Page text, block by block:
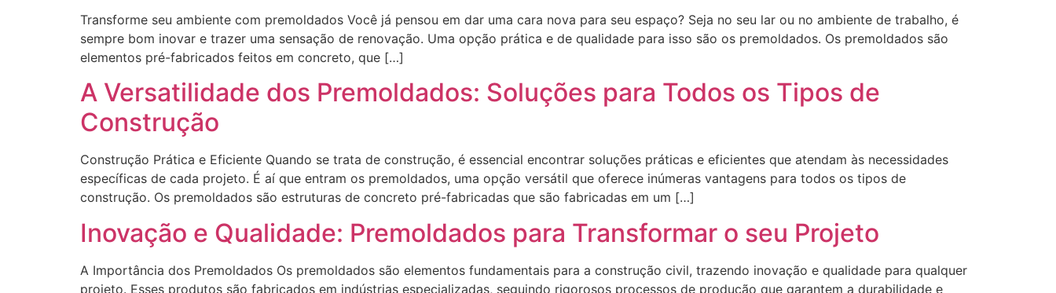
Transforme seu ambiente com premoldados Você já pensou em dar uma cara nova para seu espaço? Seja no seu lar ou no ambiente de trabalho, é
sempre bom inovar e trazer uma sensação de renovação. Uma opção prática e de qualidade para isso são os premoldados. Os premoldados são
elementos pré-fabricados feitos em concreto, que […]
A Versatilidade dos Premoldados: Soluções para Todos os Tipos de
Construção
Construção Prática e Eficiente Quando se trata de construção, é essencial encontrar soluções práticas e eficientes que atendam às necessidades
específicas de cada projeto. É aí que entram os premoldados, uma opção versátil que oferece inúmeras vantagens para todos os tipos de
construção. Os premoldados são estruturas de concreto pré-fabricadas que são fabricadas em um […]
Inovação e Qualidade: Premoldados para Transformar o seu Projeto
A Importância dos Premoldados Os premoldados são elementos fundamentais para a construção civil, trazendo inovação e qualidade para qualquer
projeto. Esses produtos são fabricados em indústrias especializadas, seguindo rigorosos processos de produção que garantem a durabilidade e